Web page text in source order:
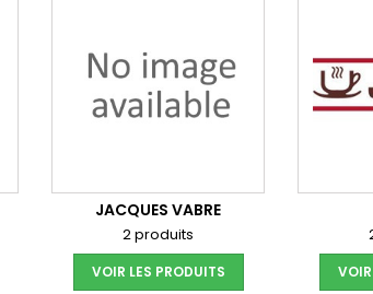
JACQUES VABRE
2 produits
VOIR LES PRODUITS